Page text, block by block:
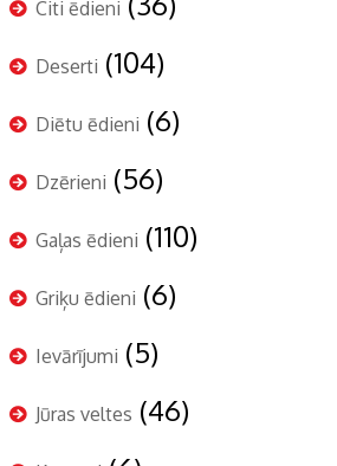
Citi ēdieni
Deserti (104)
Diētu ēdieni (6)
Dzērieni (56)
Gaļas ēdieni (110)
Griķu ēdieni (6)
Ievārījumi (5)
Jūras veltes (46)